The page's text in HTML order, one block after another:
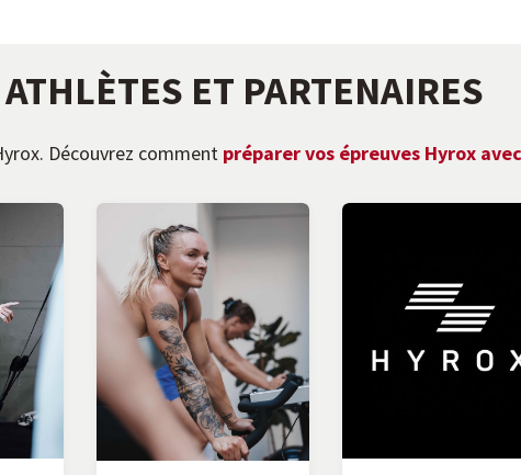
ET PARTENAIRES
Découvrez comment préparer vos épreuves Hyrox